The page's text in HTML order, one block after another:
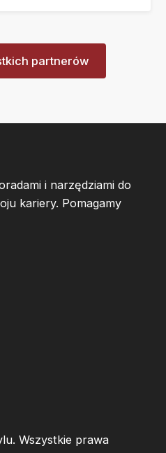
partnerów
i narzędziami do
kariery. Pomagamy
Wszystkie prawa